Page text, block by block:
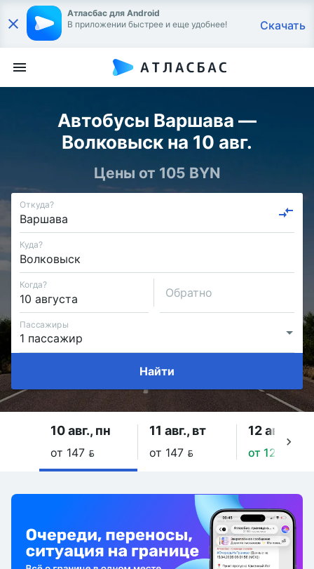
Атласбас для Android
В приложении быстрее и еще удобнее!
Скачать
Автобусы Варшава —
Волковыск на 10 авг.
Цены от 105 BYN
Откуда?
Куда?
Когда?
Обратно
Пассажиры
Найти
10 авг., пн
от 147 
11 авг., вт
от 147 
12 авг., ср
от 121.8 